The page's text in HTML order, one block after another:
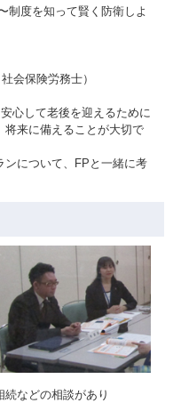
制度を知って賢く防衛しよ
保険労務士）
心して老後を迎えるために
将来に備えることが大切で
ンについて、FPと一緒に考
などの相談があり